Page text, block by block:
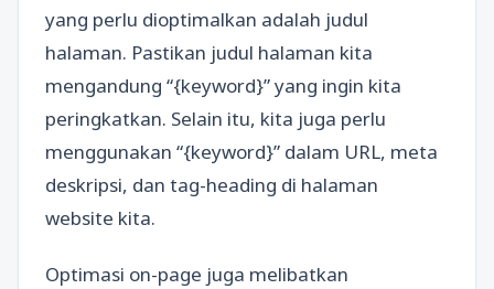
yang perlu dioptimalkan adalah judul
halaman. Pastikan judul halaman kita
mengandung “{keyword}” yang ingin kita
peringkatkan. Selain itu, kita juga perlu
menggunakan “{keyword}” dalam URL, meta
deskripsi, dan tag-heading di halaman
website kita.
Optimasi on-page juga melibatkan